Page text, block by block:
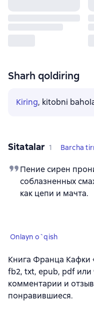
Sharh qoldiring
Kiring, kitobni
Sitatalar 1 Barcha
Пение сирен
соблазненных
как цепи и мачта.
Onlayn o`qish
Книга Франца Кафки
fb2, txt, epub, pdf или
комментарии и
понравившиеся.